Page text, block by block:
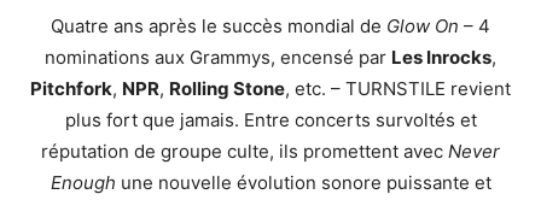
Quatre ans après le succès mondial de Glow On – 4
nominations aux Grammys, encensé par Les Inrocks,
Pitchfork, NPR, Rolling Stone, etc. – TURNSTILE revient
plus fort que jamais. Entre concerts survoltés et
réputation de groupe culte, ils promettent avec Never
Enough une nouvelle évolution sonore puissante et